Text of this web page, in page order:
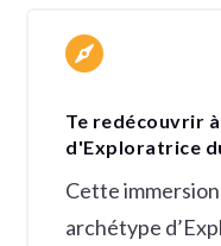

Te redécouvrir
d'Exploratrice
Cette
archétype